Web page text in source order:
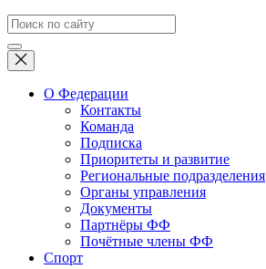
О Федерации
Контакты
Команда
Подписка
Приоритеты и развитие
Региональные подразделения
Органы управления
Документы
Партнёры ФФ
Почётные члены ФФ
Спорт